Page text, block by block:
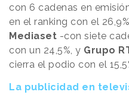
con 6 cadenas en
en el ranking con el
Mediaset -con siete
con un 24,5%, y Grupo
cierra el podio con el
La publicidad en